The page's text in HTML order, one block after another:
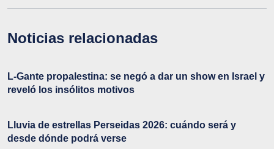
Noticias relacionadas
L-Gante propalestina: se negó a dar un show en Israel y
reveló los insólitos motivos
Lluvia de estrellas Perseidas 2026: cuándo será y
desde dónde podrá verse